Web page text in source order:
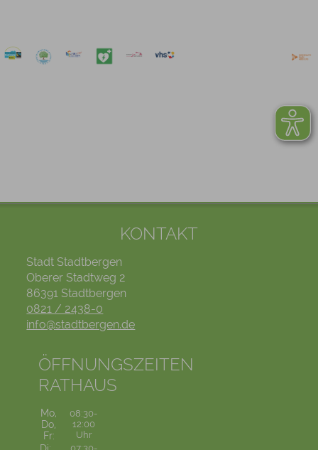
KONTAKT
Stadt Stadtbergen
Oberer Stadtweg 2
86391 Stadtbergen
0821 / 2438-0
info@stadtbergen.de
ÖFFNUNGSZEITEN
RATHAUS
Mo,
Do,
Fr:
08:30-
12:00
Uhr